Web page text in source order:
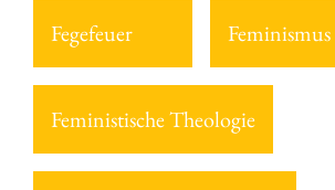
Fegefeuer Feminismus
Feministische Theologie